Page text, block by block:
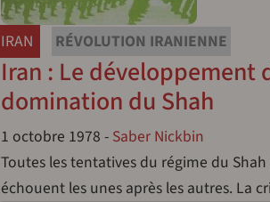
IRAN RÉVOLUTION IRANIENNE
Iran : Le développement
domination du Shah
1 octobre 1978 - Saber Nickbin
Toutes les tentatives du régime du
échouent les unes après les autres. La